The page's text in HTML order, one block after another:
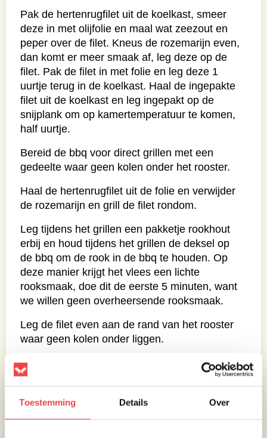
Toestemming Details Over
Pak de hertenrugfilet uit de koelkast, smeer
deze in met olijfolie en maal wat zeezout en
peper over de filet. Kneus de rozemarijn even,
dan komt er meer smaak af, leg deze op de
filet. Pak de filet in met folie en leg deze 1
uurtje terug in de koelkast. Haal de ingepakte
filet uit de koelkast en leg ingepakt op de
snijplank om op kamertemperatuur te komen,
half uurtje.
Bereid de bbq voor direct grillen met een
gedeelte waar geen kolen onder het rooster.
Haal de hertenrugfilet uit de folie en verwijder
de rozemarijn en grill de filet rondom.
Leg tijdens het grillen een pakketje rookhout
erbij en houd tijdens het grillen de deksel op
de bbq om de rook in de bbq te houden. Op
deze manier krijgt het vlees een lichte
rooksmaak, doe dit de eerste 5 minuten, want
we willen geen overheersende rooksmaak.
Leg de filet even aan de rand van het rooster
waar geen kolen onder liggen.
Tijdens de garing houd de kerntemperatuur
goed in de gaten. Wanneer je een
pak je de filet luchtig in 2 lagen
aluminiumfolie. Laat deze voor 5-6 minuten